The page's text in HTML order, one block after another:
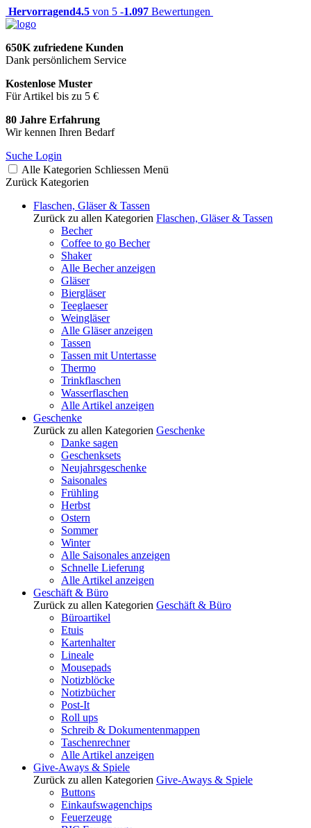
Hervorragend4.5 von 5 -1.097 Bewertungen
650K zufriedene Kunden
Dank persönlichem Service
Kostenlose Muster
Für Artikel bis zu 5 €
80 Jahre Erfahrung
Wir kennen Ihren Bedarf
Suche Login
Alle Kategorien Schliessen Menü
Zurück Kategorien
Flaschen, Gläser & Tassen
Zurück zu allen Kategorien Flaschen, Gläser & Tassen
Becher
Coffee to go Becher
Shaker
Alle Becher anzeigen
Gläser
Biergläser
Teeglaeser
Weingläser
Alle Gläser anzeigen
Tassen
Tassen mit Untertasse
Thermo
Trinkflaschen
Wasserflaschen
Alle Artikel anzeigen
Geschenke
Zurück zu allen Kategorien Geschenke
Danke sagen
Geschenksets
Neujahrsgeschenke
Saisonales
Frühling
Herbst
Ostern
Sommer
Winter
Alle Saisonales anzeigen
Schnelle Lieferung
Alle Artikel anzeigen
Geschäft & Büro
Zurück zu allen Kategorien Geschäft & Büro
Büroartikel
Etuis
Kartenhalter
Lineale
Mousepads
Notizblöcke
Notizbücher
Post-It
Roll ups
Schreib & Dokumentenmappen
Taschenrechner
Alle Artikel anzeigen
Give-Aways & Spiele
Zurück zu allen Kategorien Give-Aways & Spiele
Buttons
Einkaufswagenchips
Feuerzeuge